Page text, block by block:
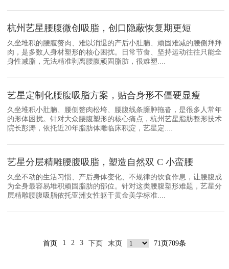
杭州艺星腰腹微创吸脂，创口隐蔽恢复期更短
久坐堆积的腰腹赘肉、难以消退的产后小肚腩、顽固难减的腰侧拜拜
肉，是多数人身材塑形的核心困扰。日常节食、坚持运动往往只能全
身性减脂，无法精准剥离腰腹顽固脂肪，很难塑....
艺星定制化腰腹吸脂方案，贴合身形不僵硬显瘦
久坐堆积小肚腩、腰侧赘肉松垮、腰腹线条臃肿拖沓，是很多人常年
的形体困扰。针对大众腰腹塑形的核心痛点，杭州艺星脂肪整形技术
院长彭涛，依托近20年脂肪体雕临床积淀，艺星定....
艺星分层精雕腰腹吸脂，塑造自然双 C 小蛮腰
久坐不动的生活习惯、产后身体变化、不规律的饮食作息，让腰腹成
为全身最容易堆积顽固脂肪的部位。针对这类腰腹塑形难题，艺星分
层精雕腰腹吸脂依托亚洲女性躯干黄金美学标准....
首页 1 2 3 下页 末页 71页709条